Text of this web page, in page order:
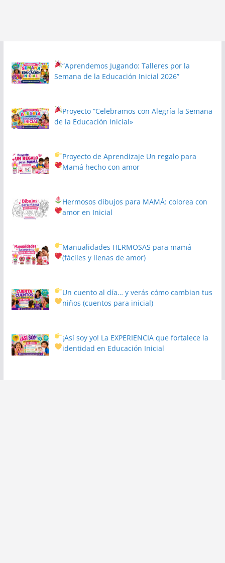
“Aprendemos Jugando: Talleres por la
Semana de la Educación Inicial 2026”
Proyecto“Celebramos con Alegría la Semana
de la Educación Inicial»
Proyecto de Aprendizaje Un regalo para
Mamá hecho con amor
Hermosos dibujos para MAMÁ: colorea con
amor en Inicial
Manualidades HERMOSAS para mamá
(fáciles y llenas de amor)
Un cuento al día… y verás cómo cambian tus
niños(cuentos para inicial)
¡Así soy yo! La EXPERIENCIA que fortalece la
identidad en Educación Inicial